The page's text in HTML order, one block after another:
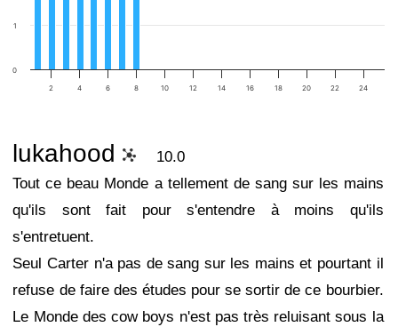
2 4 6 8 10 12 14 16 18 20 22 24
0
1
lukahood
10.0
Tout ce beau Monde a tellement de sang sur les mains
qu'ils sont fait pour s'entendre à moins qu'ils
s'entretuent.
Seul Carter n'a pas de sang sur les mains et pourtant il
refuse de faire des études pour se sortir de ce bourbier.
Le Monde des cow boys n'est pas très reluisant sous la